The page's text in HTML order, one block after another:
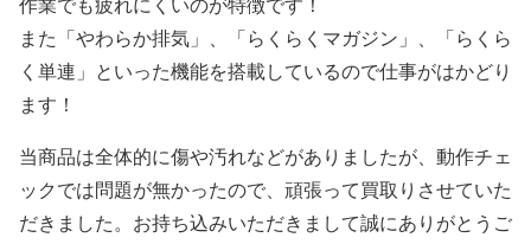
作業でも疲れにくいのが特徴です！
また「やわらか排気」、「らくらくマガジン」、「らくら
く単連」といった機能を搭載しているので仕事がはかどり
ます！
当商品は全体的に傷や汚れなどがありましたが、動作チェ
ックでは問題が無かったので、頑張って買取りさせていた
だきました。お持ち込みいただきまして誠にありがとうご